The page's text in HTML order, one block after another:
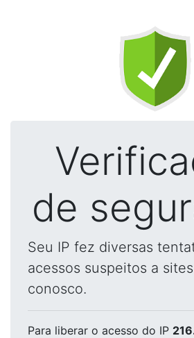
de
Seu IP fez diversas
acessos suspeitos a
conosco.
Para liberar o acesso do IP